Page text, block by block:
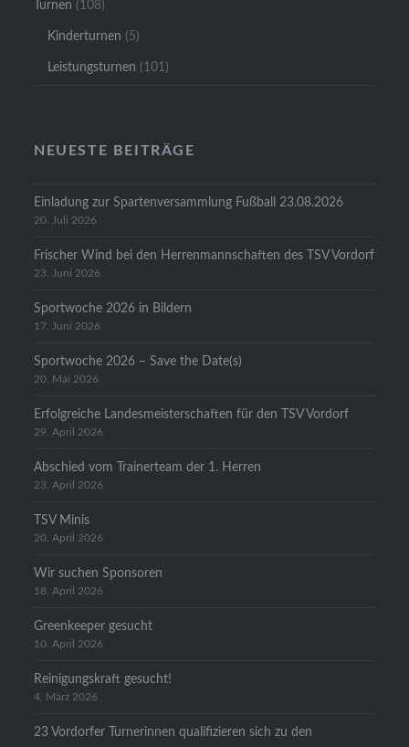
Turnen (108)
Kinderturnen (5)
Leistungsturnen (101)
NEUESTE BEITRÄGE
Einladung zur Spartenversammlung Fußball 23.08.2026
20. Juli 2026
Frischer Wind bei den Herrenmannschaften des TSV Vordorf
23. Juni 2026
Sportwoche 2026 in Bildern
17. Juni 2026
Sportwoche 2026 – Save the Date(s)
20. Mai 2026
Erfolgreiche Landesmeisterschaften für den TSV Vordorf
29. April 2026
Abschied vom Trainerteam der 1. Herren
23. April 2026
TSV Minis
20. April 2026
Wir suchen Sponsoren
18. April 2026
Greenkeeper gesucht
10. April 2026
Reinigungskraft gesucht!
4. März 2026
23 Vordorfer Turnerinnen qualifizieren sich zu den